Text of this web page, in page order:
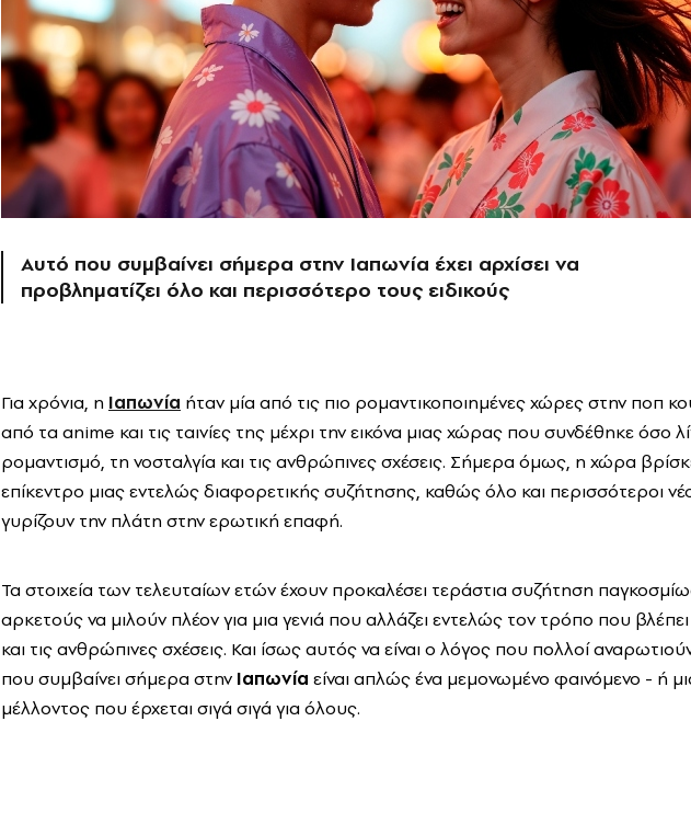
Αυτό που συμβαίνει σήμερα στην Ιαπωνία έχει αρχίσει να
προβληματίζει όλο και περισσότερο τους ειδικούς
Για χρόνια, η Ιαπωνία ήταν μία από τις πιο ρομαντικοποιημένες χώρες στην ποπ
από τα anime και τις ταινίες της μέχρι την εικόνα μιας χώρας που συνδέθηκε όσο
ρομαντισμό, τη νοσταλγία και τις ανθρώπινες σχέσεις. Σήμερα όμως, η χώρα
επίκεντρο μιας εντελώς διαφορετικής συζήτησης, καθώς όλο και περισσότεροι
γυρίζουν την πλάτη στην ερωτική επαφή.
Τα στοιχεία των τελευταίων ετών έχουν προκαλέσει τεράστια συζήτηση
αρκετούς να μιλούν πλέον για μια γενιά που αλλάζει εντελώς τον τρόπο που
και τις ανθρώπινες σχέσεις. Και ίσως αυτός να είναι ο λόγος που πολλοί
που συμβαίνει σήμερα στην Ιαπωνία είναι απλώς ένα μεμονωμένο φαινόμενο - ή
μέλλοντος που έρχεται σιγά σιγά για όλους.